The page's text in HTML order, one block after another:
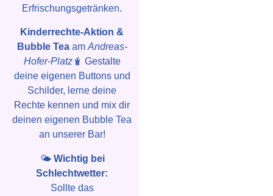
Erfrischungsgetränken.
Kinderrechte-Aktion &
Bubble Teaam Andreas-
Hofer-Platz🧋 Gestalte
deine eigenen Buttons und
Schilder, lerne deine
Rechte kennen und mix dir
deinen eigenen Bubble Tea
an unserer Bar!
🌤️ Wichtig bei
Schlechtwetter:
Sollte das